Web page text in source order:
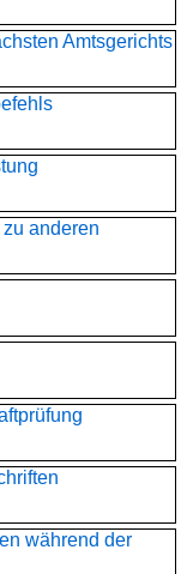
Amtsgerichts
anderen
während der